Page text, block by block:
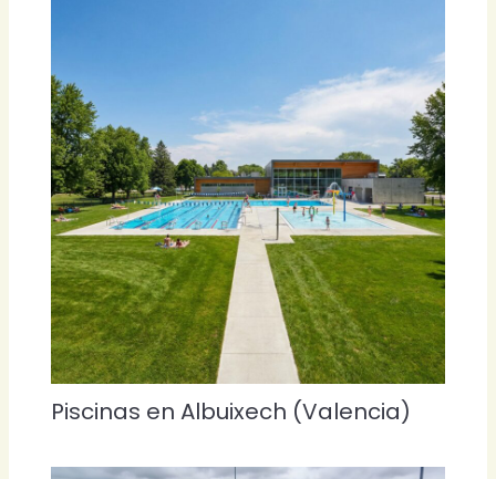
Piscinas en Albuixech (Valencia)